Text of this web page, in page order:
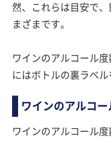
然、これらは目安で
まざまです。
ワインのアルコール
にはボトルの裏ラベ
ワインのアルコ
ワインのアルコール